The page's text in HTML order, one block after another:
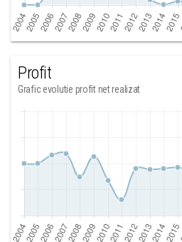
Profit
Grafic evolutie profit net realizat